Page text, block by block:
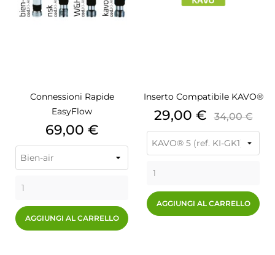
Connessioni Rapide
EasyFlow
Prezzo
69,00 €
AGGIUNGI AL CARRELLO
Inserto Compatibile KAVO®
Prezzo
29,00 € Prezzo
base
34,00 €
AGGIUNGI AL CARRELLO